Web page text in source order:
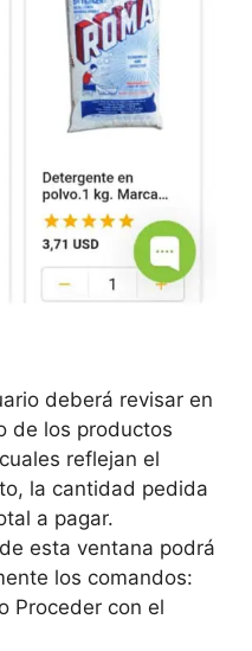
deberá revisar en
de los productos
reflejan el
la cantidad pedida
a pagar.
esta ventana podrá
los comandos:
Proceder con el